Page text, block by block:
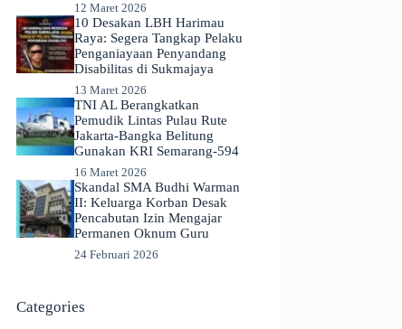
12 Maret 2026
​10 Desakan LBH Harimau
Raya: Segera Tangkap Pelaku
Penganiayaan Penyandang
Disabilitas di Sukmajaya
13 Maret 2026
TNI AL Berangkatkan
Pemudik Lintas Pulau Rute
Jakarta-Bangka Belitung
Gunakan KRI Semarang-594
16 Maret 2026
Skandal SMA Budhi Warman
II: Keluarga Korban Desak
Pencabutan Izin Mengajar
Permanen Oknum Guru
24 Februari 2026
Categories